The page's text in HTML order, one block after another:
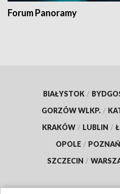
Forum Panoramy
BIAŁYSTOK /
GORZÓW WLKP. /
KRAKÓW / LUBLIN /
OPOLE / POZNAŃ
SZCZECIN /